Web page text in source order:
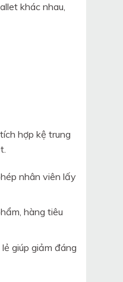
khác nhau,
hợp kệ trung
nhân viên lấy
hàng tiêu
giúp giảm đáng